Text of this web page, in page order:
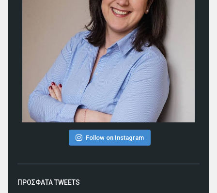
Follow on Instagram
ΠΡΟΣΦΑΤΑ TWEETS